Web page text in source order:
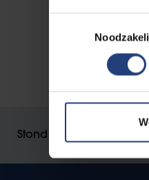
Stond er een fout op